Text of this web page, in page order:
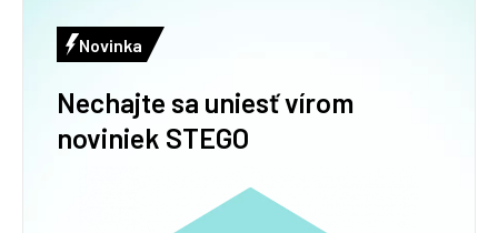
Novinka
Nechajte sa uniesť vírom
noviniek STEGO